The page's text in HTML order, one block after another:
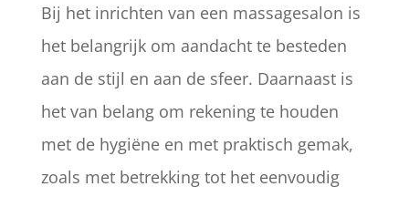
Bij het inrichten van een massagesalon is
het belangrijk om aandacht te besteden
aan de stijl en aan de sfeer. Daarnaast is
het van belang om rekening te houden
met de hygiëne en met praktisch gemak,
zoals met betrekking tot het eenvoudig